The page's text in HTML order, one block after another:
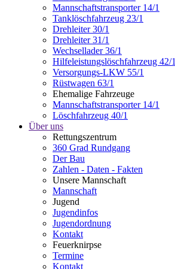
Mannschaftstransporter 14/1
Tanklöschfahrzeug 23/1
Drehleiter 30/1
Drehleiter 31/1
Wechsellader 36/1
Hilfeleistungslöschfahrzeug 42/1
Versorgungs-LKW 55/1
Rüstwagen 63/1
Ehemalige Fahrzeuge
Mannschaftstransporter 14/1
Löschfahrzeug 40/1
Über uns
Rettungszentrum
360 Grad Rundgang
Der Bau
Zahlen - Daten - Fakten
Unsere Mannschaft
Mannschaft
Jugend
Jugendinfos
Jugendordnung
Kontakt
Feuerknirpse
Termine
Kontakt